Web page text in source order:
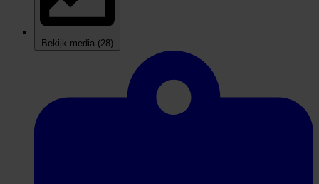
Bekijk media (28)